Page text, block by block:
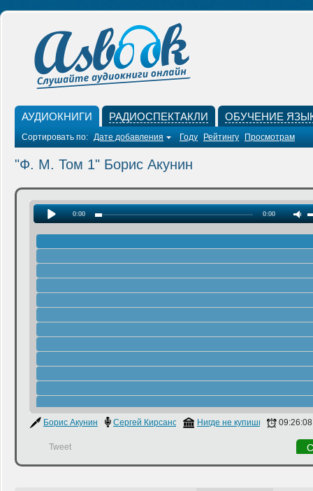
АУДИОКНИГИ РАДИОСПЕКТАКЛИ ОБУЧЕНИЕ
Сортировать по: Дате добавления Году Рейтингу Просмотрам
"Ф. М. Том 1" Борис Акунин
0:00 0:00
Борис Акунин Сергей Кирсанов Нигде не купишь 09:26:08
Tweet